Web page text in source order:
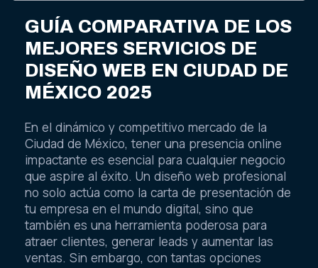
GUÍA COMPARATIVA DE LOS
MEJORES SERVICIOS DE
DISEÑO WEB EN CIUDAD DE
MÉXICO 2025
En el dinámico y competitivo mercado de la
Ciudad de México, tener una presencia online
impactante es esencial para cualquier negocio
que aspire al éxito. Un diseño web profesional
no solo actúa como la carta de presentación de
tu empresa en el mundo digital, sino que
también es una herramienta poderosa para
atraer clientes, generar leads y aumentar las
ventas. Sin embargo, con tantas opciones